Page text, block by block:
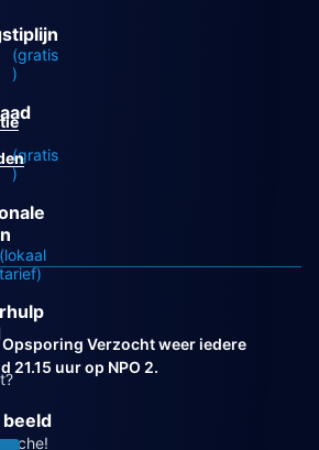
(gratis
)
(gratis
)
(lokaal
tarief)
beeld
Opsporing Verzocht weer iedere
21.15 uur op NPO 2.